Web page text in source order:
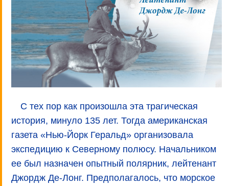
С тех пор как произошла эта трагическая
история, минуло 135 лет. Тогда американская
газета «Нью-Йорк Геральд» организовала
экспедицию к Северному полюсу. Начальником
ее был назначен опытный полярник, лейтенант
Джордж Де-Лонг. Предполагалось, что морское